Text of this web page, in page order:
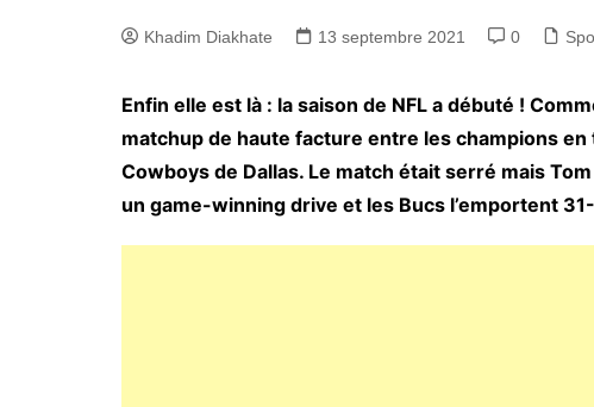
Khadim Diakhate 13 septembre 2021 0
Enfin elle est là : la saison de NFL a débuté !
matchup de haute facture entre les champions
Cowboys de Dallas. Le match était serré mais
un game-winning drive et les Bucs l’emportent